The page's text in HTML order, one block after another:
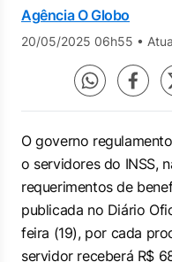
Agência O Globo
20/05/2025 06h55 •
O governo
o servidores do INSS,
requerimentos de
publicada no Diário
feira (19), por cada
servidor receberá R$